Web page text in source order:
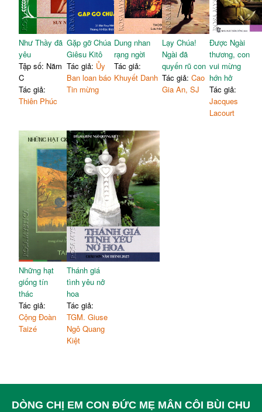
Như Thầy đã
yêu
Tập số: Năm
C
Tác giả:
Thiên Phúc
Gặp gỡ Chúa
Giêsu Kitô
Tác giả: Ủy
Ban loan báo
Tin mừng
Dung nhan
rạng ngời
Tác giả:
Khuyết Danh
Lạy Chúa!
Ngài đã
quyến rũ con
Tác giả: Cao
Gia An, SJ
Được Ngài
thương, con
vui mừng
hớn hở
Tác giả:
Jacques
Lacourt
Những hạt
giống tín
thác
Tác giả:
Cộng Đoàn
Taizé
Thánh giá
tình yêu nở
hoa
Tác giả:
TGM. Giuse
Ngô Quang
Kiệt
DÒNG CHỊ EM CON ĐỨC MẸ MÂN CÔI BÙI CHU